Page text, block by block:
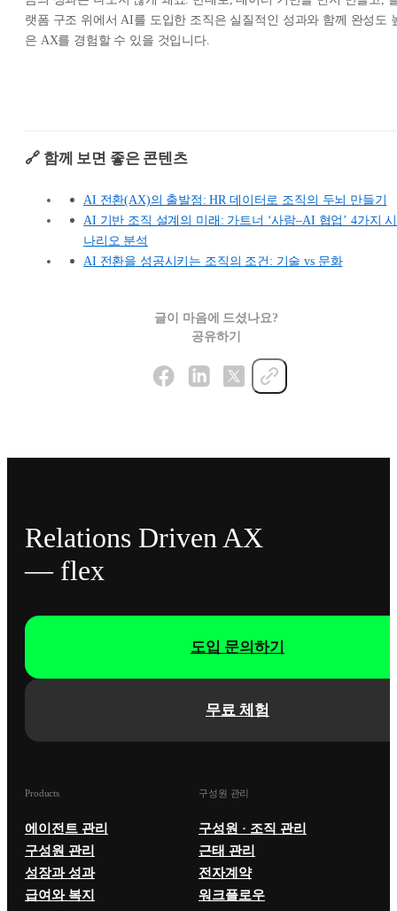
랫폼 구조 위에서 AI를 도입한 조직은 실질적인 성과와 함께 완성도
은 AX를 경험할 수 있을 것입니다.
🔗 함께 보면 좋은 콘텐츠
AI 전환(AX)의 출발점: HR 데이터로 조직의 두뇌 만들기
AI 기반 조직 설계의 미래: 가트너 ‘사람–AI 협업’ 4가지 시
나리오 분석
AI 전환을 성공시키는 조직의 조건: 기술 vs 문화
글이 마음에 드셨나요?
공유하기
Relations Driven AX
— flex
무료 체험
도입 문의하기
Products
에이전트 관리
구성원 관리
성장과 성과
급여와 복지
구성원 관리
구성원 · 조직 관리
근태 관리
전자계약
워크플로우